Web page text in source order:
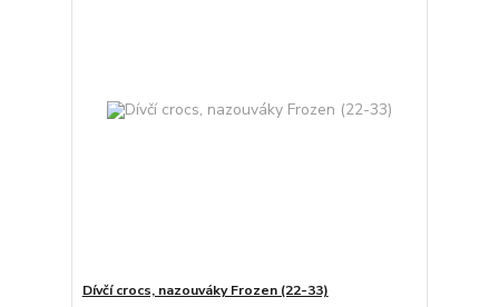
Dívčí crocs, nazouváky Frozen (22-33)